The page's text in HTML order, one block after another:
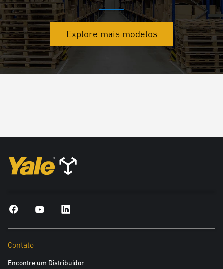
Explore mais modelos
Contato
Encontre um Distribuidor